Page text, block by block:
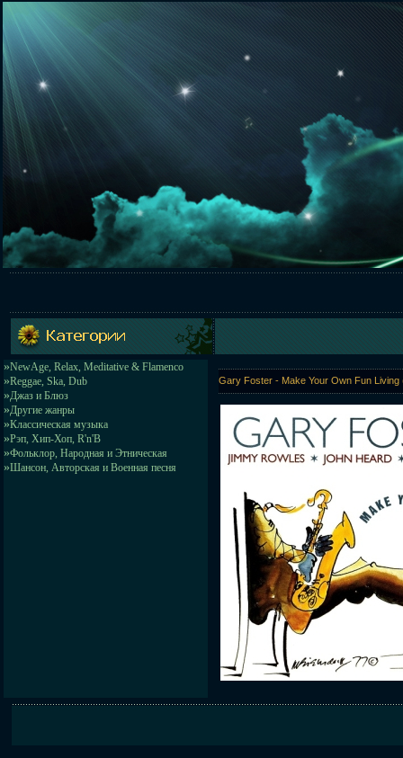
»NewAge, Relax, Meditative & Flamenco
»Reggae, Ska, Dub
»Джаз и Блюз
»Другие жанры
»Классическая музыка
»Рэп, Хип-Хоп, R'n'B
»Фольклор, Народная и Этническая
»Шансон, Авторская и Военная песня
Gary Foster - Make Your Own Fun